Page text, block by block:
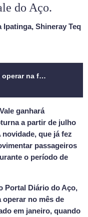
do Aço.
Shineray Teq
Trem noturno volta a operar na ferrovia Vitória Minas
ganhará
a partir de julho
que já fez
passageiros
o período de
Portal Diário do Aço,
operar no mês de
em janeiro, quando